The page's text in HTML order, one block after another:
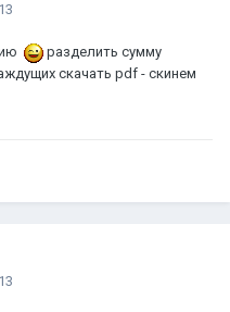
разделить сумму
скачать pdf - скинем